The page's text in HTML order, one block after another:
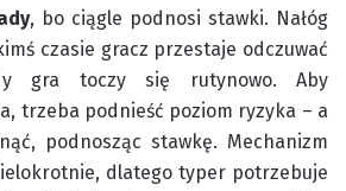
, bo ciągle podnosi stawki. Nałóg
czasie gracz przestaje odczuwać
gra toczy się rutynowo. Aby
trzeba podnieść poziom ryzyka – a
podnosząc stawkę. Mechanizm
dlatego typer potrzebuje